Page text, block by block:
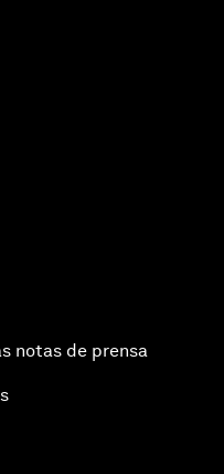
notas de prensa